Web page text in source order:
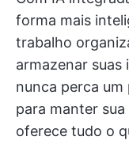
forma mais
trabalho
armazenar suas
nunca perca
para manter
oferece tudo o